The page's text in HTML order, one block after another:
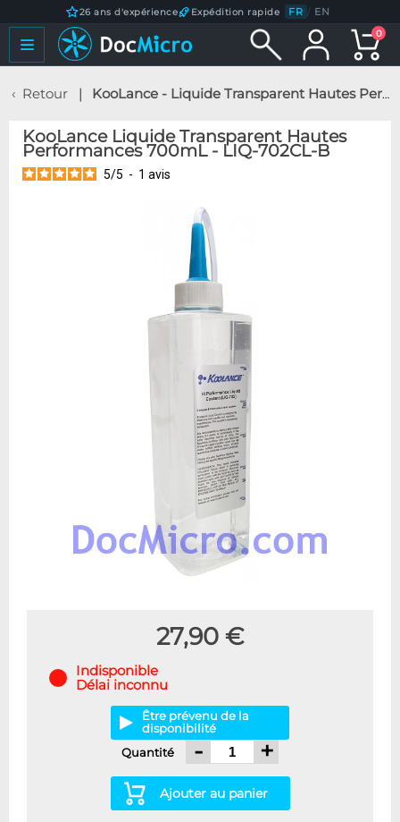
26 ans d'expérience Expédition rapide FR / EN
0
Retour KooLance - Liquide Transparent Hautes Performances 700mL - LIQ-702CL-B
KooLance Liquide Transparent Hautes
Performances 700mL - LIQ-702CL-B
5/5 - 1 avis
27,90 €
Indisponible
Délai inconnu
Être prévenu de la
disponibilité
Quantité
- +
Ajouter au panier